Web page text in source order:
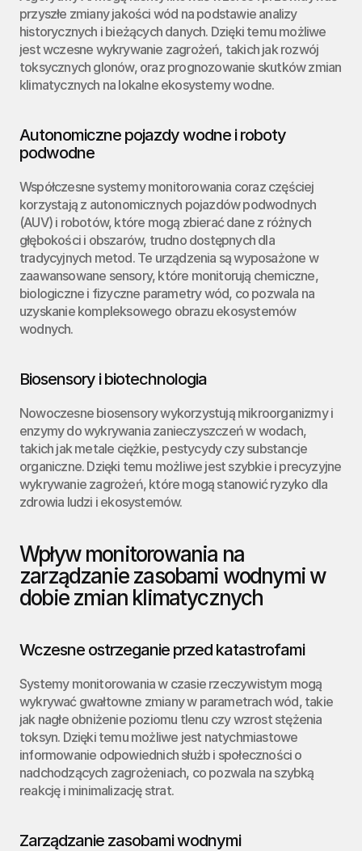
przyszłe zmiany jakości wód na podstawie analizy
historycznych i bieżących danych. Dzięki temu możliwe
jest wczesne wykrywanie zagrożeń, takich jak rozwój
toksycznych glonów, oraz prognozowanie skutków zmian
klimatycznych na lokalne ekosystemy wodne.
Autonomiczne pojazdy wodne i roboty
podwodne
Współczesne systemy monitorowania coraz częściej
korzystają z autonomicznych pojazdów podwodnych
(AUV) i robotów, które mogą zbierać dane z różnych
głębokości i obszarów, trudno dostępnych dla
tradycyjnych metod. Te urządzenia są wyposażone w
zaawansowane sensory, które monitorują chemiczne,
biologiczne i fizyczne parametry wód, co pozwala na
uzyskanie kompleksowego obrazu ekosystemów
wodnych.
Biosensory i biotechnologia
Nowoczesne biosensory wykorzystują mikroorganizmy i
enzymy do wykrywania zanieczyszczeń w wodach,
takich jak metale ciężkie, pestycydy czy substancje
organiczne. Dzięki temu możliwe jest szybkie i precyzyjne
wykrywanie zagrożeń, które mogą stanowić ryzyko dla
zdrowia ludzi i ekosystemów.
Wpływ monitorowania na
zarządzanie zasobami wodnymi w
dobie zmian klimatycznych
Wczesne ostrzeganie przed katastrofami
Systemy monitorowania w czasie rzeczywistym mogą
wykrywać gwałtowne zmiany w parametrach wód, takie
jak nagłe obniżenie poziomu tlenu czy wzrost stężenia
toksyn. Dzięki temu możliwe jest natychmiastowe
informowanie odpowiednich służb i społeczności o
nadchodzących zagrożeniach, co pozwala na szybką
reakcję i minimalizację strat.
Zarządzanie zasobami wodnymi